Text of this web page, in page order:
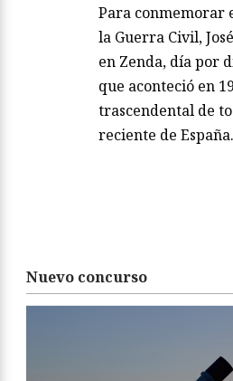
Para conmemorar
la Guerra Civil,
en Zenda, día por
que aconteció en
trascendental de
reciente de España.
Nuevo concurso